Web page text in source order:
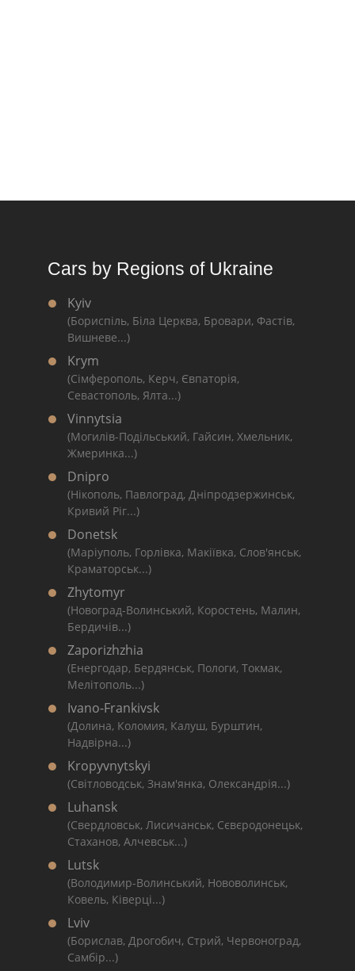
Cars by Regions of Ukraine
Kyiv
(Бориспіль, Біла Церква, Бровари, Фастів,
Вишневе...)
Krym
(Сімферополь, Керч, Євпаторія,
Севастополь, Ялта...)
Vinnytsia
(Могилів-Подільський, Гайсин, Хмельник,
Жмеринка...)
Dnipro
(Нікополь, Павлоград, Дніпродзержинськ,
Кривий Ріг...)
Donetsk
(Маріуполь, Горлівка, Макіївка, Слов'янськ,
Краматорськ...)
Zhytomyr
(Новоград-Волинський, Коростень, Малин,
Бердичів...)
Zaporizhzhia
(Енергодар, Бердянськ, Пологи, Токмак,
Мелітополь...)
Ivano-Frankivsk
(Долина, Коломия, Калуш, Бурштин,
Надвірна...)
Kropyvnytskyi
(Світловодськ, Знам'янка, Олександрія...)
Luhansk
(Свердловськ, Лисичанськ, Сєвєродонецьк,
Стаханов, Алчевськ...)
Lutsk
(Володимир-Волинський, Нововолинськ,
Ковель, Ківерці...)
Lviv
(Борислав, Дрогобич, Стрий, Червоноград,
Самбір...)